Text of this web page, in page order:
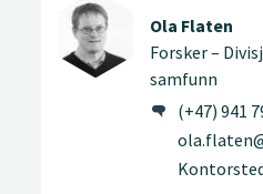
Ola Flaten
Forsker –
samfunn
(+47) 941